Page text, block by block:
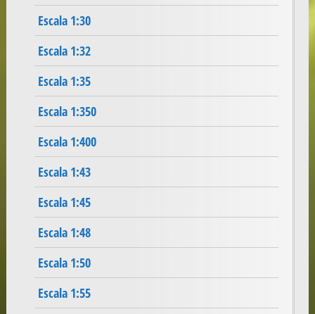
Escala 1:30
Escala 1:32
Escala 1:35
Escala 1:350
Escala 1:400
Escala 1:43
Escala 1:45
Escala 1:48
Escala 1:50
Escala 1:55